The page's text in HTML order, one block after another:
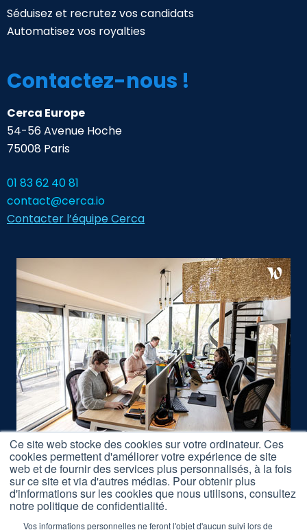
Ce site web stocke des cookies sur votre ordinateur. Ces
cookies permettent d'améliorer votre expérience de site
web et de fournir des services plus personnalisés, à la fois
sur ce site et via d'autres médias. Pour obtenir plus
d'informations sur les cookies que nous utilisons, consultez
notre politique de confidentialité.
Vos informations personnelles ne feront l'objet d'aucun suivi lors de
Séduisez et recrutez vos candidats
Automatisez vos royalties
Contactez-nous !
Cerca Europe
54-56 Avenue Hoche
75008 Paris
01 83 62 40 81
contact@cerca.io
Contacter l’équipe Cerca
Nous rejoindre
Accès Formations
Nos Partenaires
Mentions légales